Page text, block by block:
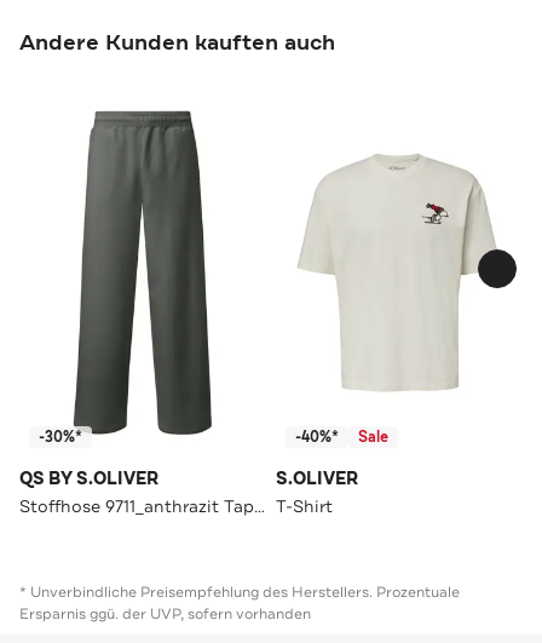
Andere Kunden kauften auch
-30%*
QS BY S.OLIVER
Stoffhose 9711_anthrazit Tapered
-40%* Sale
S.OLIVER
T-Shirt
* Unverbindliche Preisempfehlung des Herstellers. Prozentuale
Ersparnis ggü. der UVP, sofern vorhanden